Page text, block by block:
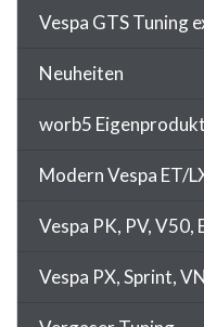
Vespa GTS Tuning
Neuheiten
worb5
Modern Vespa ET/
Vespa PK, PV, V50,
Vespa PX, Sprint,